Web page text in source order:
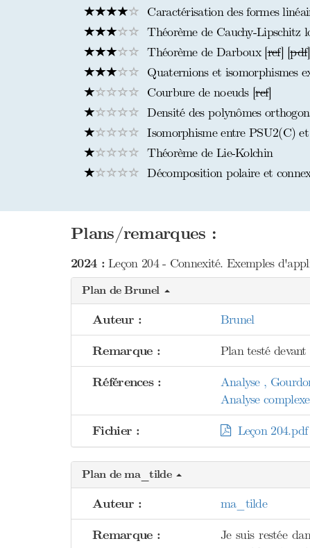
Caractérisation des formes
Théorème de Cauchy-Lipschitz
Théorème de Darboux [ref] [pdf]
Quaternions et isomorphismes
Courbure de noeuds [ref]
Densité des polynômes
Isomorphisme entre PSU2(C)
Théorème de Lie-Kolchin
Décomposition polaire et
Plans/remarques :
2024 :Leçon 204 - Connexité. Exemples
Plan de Brunel
Auteur : Brunel
Remarque : Plan testé
Références :
Analyse ,
Analyse
Fichier : Leçon 204.pdf
Plan de ma_tilde
Auteur : ma_tilde
Remarque :
Je suis restée